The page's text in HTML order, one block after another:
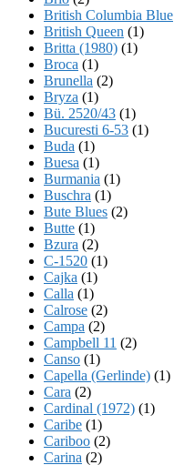
British Columbia Blue
British Queen (1)
Britta (1980) (1)
Broca (1)
Brunella (2)
Bryza (1)
Bü. 2520/43 (1)
Bucuresti 6-53 (1)
Buda (1)
Buesa (1)
Burmania (1)
Buschra (1)
Bute Blues (2)
Butte (1)
Bzura (2)
C-1520 (1)
Cajka (1)
Calla (1)
Calrose (2)
Campa (2)
Campbell 11 (2)
Canso (1)
Capella (Gerlinde) (1)
Cara (2)
Cardinal (1972) (1)
Caribe (1)
Cariboo (2)
Carina (2)